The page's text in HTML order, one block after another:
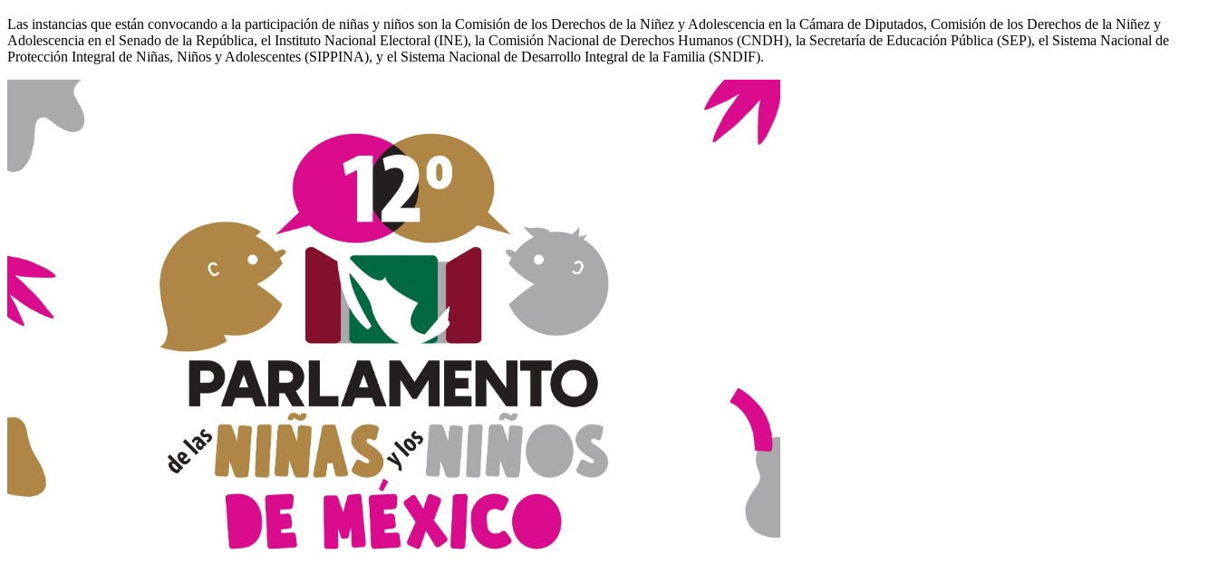
Las instancias que están convocando a la participación de niñas y niños son la Comisión de los Derechos de la Niñez y Adolescencia en la Cámara de Diputados, Comisión de los Derechos de la Niñez y
Adolescencia en el Senado de la República, el Instituto Nacional Electoral (INE), la Comisión Nacional de Derechos Humanos (CNDH), la Secretaría de Educación Pública (SEP), el Sistema Nacional de
Protección Integral de Niñas, Niños y Adolescentes (SIPPINA), y el Sistema Nacional de Desarrollo Integral de la Familia (SNDIF).